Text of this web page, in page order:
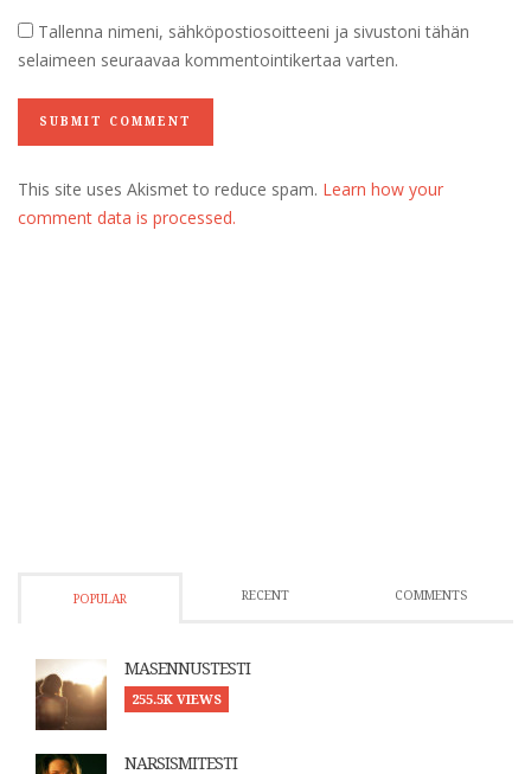
Tallenna nimeni, sähköpostiosoitteeni ja sivustoni tähän
selaimeen seuraavaa kommentointikertaa varten.
This site uses Akismet to reduce spam. Learn how your
comment data is processed.
POPULAR RECENT COMMENTS
MASENNUSTESTI
255.5K VIEWS
NARSISMITESTI